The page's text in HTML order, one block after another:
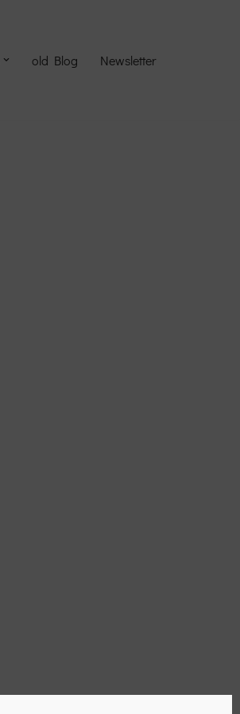
old Blog Newsletter